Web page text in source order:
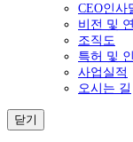
CEO인사
비전 및
조직도
특허 및
사업실적
오시는 길
닫기